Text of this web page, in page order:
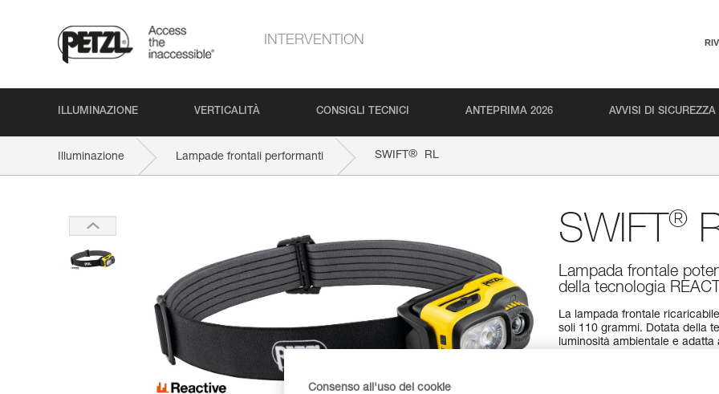
INTERVENTION
ILLUMINAZIONE VERTICALITÀ CONSIGLI TECNICI ANTEPRIMA 2026 AVVISI DI SICUREZZA
Illuminazione Lampade frontali performanti SWIFT ® RL
SWIFT ®
Lampada frontale
della tecnologia
La lampada frontale
soli 110 grammi. Dotata della
luminosità ambientale e
Consenso all'uso dei cookie